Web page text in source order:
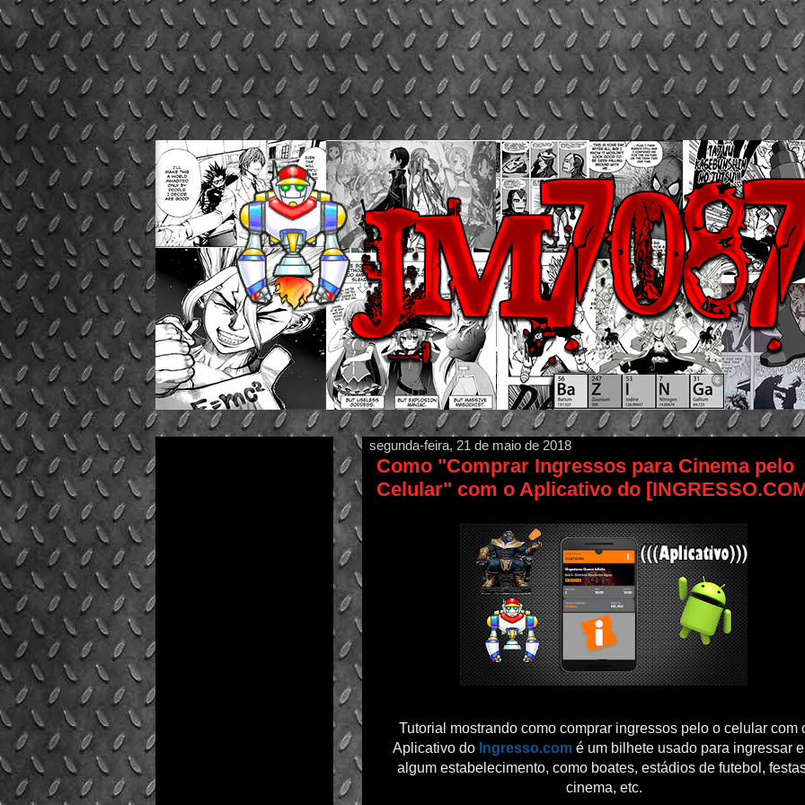
segunda-feira, 21 de maio de 2018
Como "Comprar Ingressos para Cinema pelo
Celular" com o Aplicativo do
Tutorial mostrando como comprar ingressos pelo o celular com
Aplicativo do Ingresso.com é um bilhete usado para ingressar
algum estabelecimento, como boates, estádios de futebol,
cinema, etc.